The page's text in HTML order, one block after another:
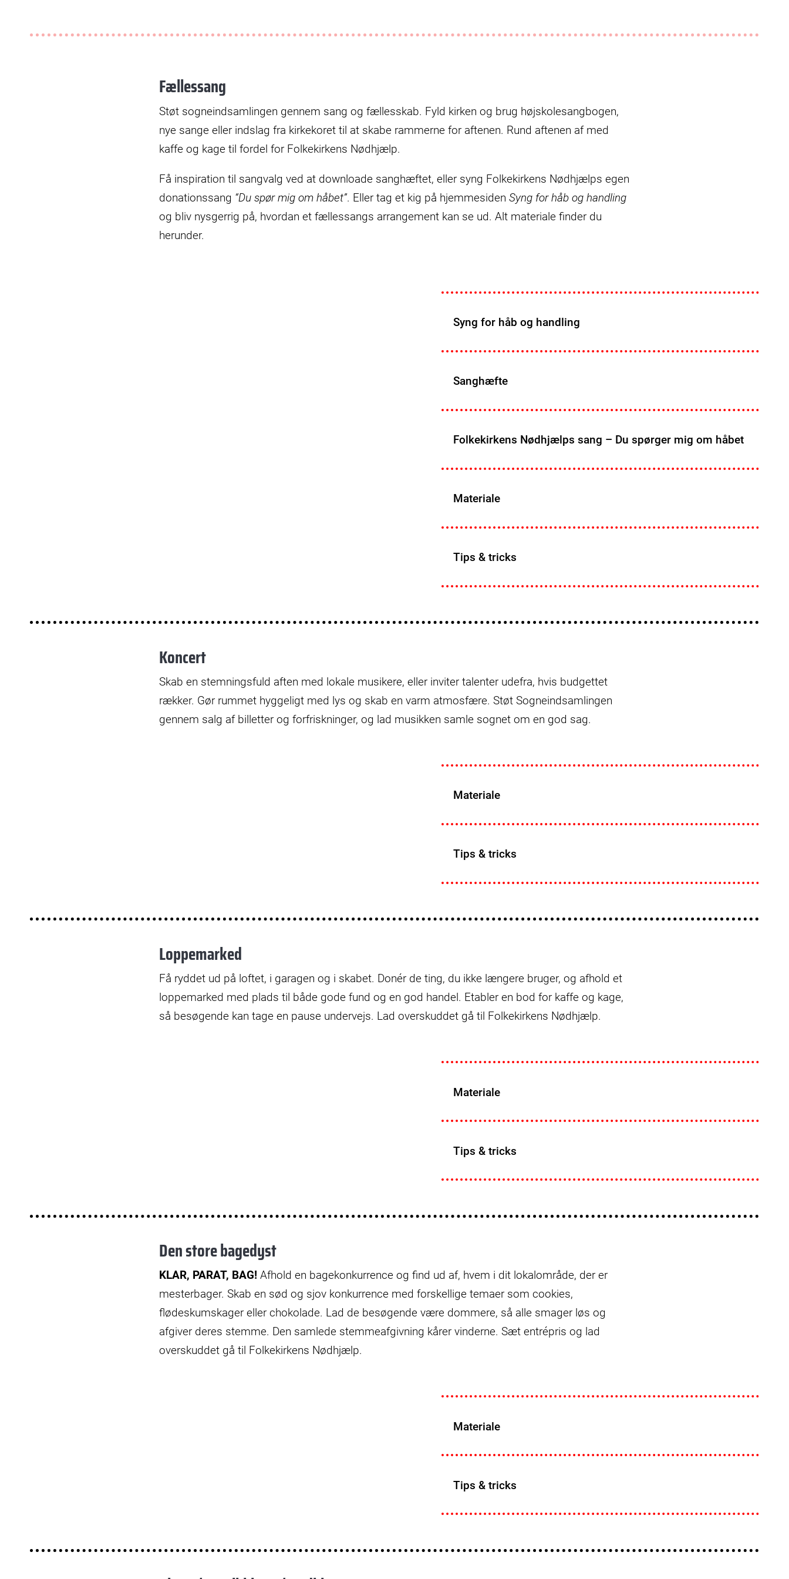
Fællessang
Støt sogneindsamlingen gennem sang og fællesskab. Fyld kirken og brug højskolesangbogen,
nye sange eller indslag fra kirkekoret til at skabe rammerne for aftenen. Rund aftenen af med
kaffe og kage til fordel for Folkekirkens Nødhjælp.
Få inspiration til sangvalg ved at downloade sanghæftet, eller syng Folkekirkens Nødhjælps egen
donationssang “Du spør mig om håbet”. Eller tag et kig på hjemmesiden Syng for håb og handling
og bliv nysgerrig på, hvordan et fællessangs arrangement kan se ud. Alt materiale finder du
herunder.
Syng for håb og handling
Sanghæfte
Folkekirkens Nødhjælps sang – Du spørger mig om håbet
Materiale
Tips & tricks
Koncert
Skab en stemningsfuld aften med lokale musikere, eller inviter talenter udefra, hvis budgettet
rækker. Gør rummet hyggeligt med lys og skab en varm atmosfære. Støt Sogneindsamlingen
gennem salg af billetter og forfriskninger, og lad musikken samle sognet om en god sag.
Materiale
Tips & tricks
Loppemarked
Få ryddet ud på loftet, i garagen og i skabet. Donér de ting, du ikke længere bruger, og afhold et
loppemarked med plads til både gode fund og en god handel. Etabler en bod for kaffe og kage,
så besøgende kan tage en pause undervejs. Lad overskuddet gå til Folkekirkens Nødhjælp.
Materiale
Tips & tricks
Den store bagedyst
KLAR, PARAT, BAG! Afhold en bagekonkurrence og find ud af, hvem i dit lokalområde, der er
mesterbager. Skab en sød og sjov konkurrence med forskellige temaer som cookies,
flødeskumskager eller chokolade. Lad de besøgende være dommere, så alle smager løs og
afgiver deres stemme. Den samlede stemmeafgivning kårer vinderne. Sæt entrépris og lad
overskuddet gå til Folkekirkens Nødhjælp.
Materiale
Tips & tricks